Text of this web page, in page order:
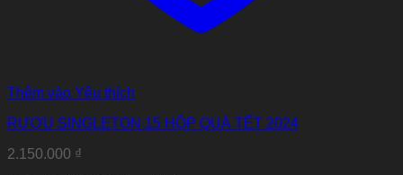
Thêm vào Yêu thích
RƯỢU SINGLETON 15 HỘP QUÀ TẾT 2024
2.150.000 ₫